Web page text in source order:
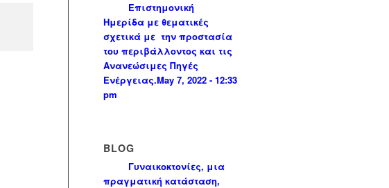
Επιστημονική
Ημερίδα με θεματικές
σχετικά με την προστασία
του περιβάλλοντος και τις
Ανανεώσιμες Πηγές
Ενέργειας.May 7, 2022 - 12:33
pm
BLOG
Γυναικοκτονίες, μια
πραγματική κατάσταση,